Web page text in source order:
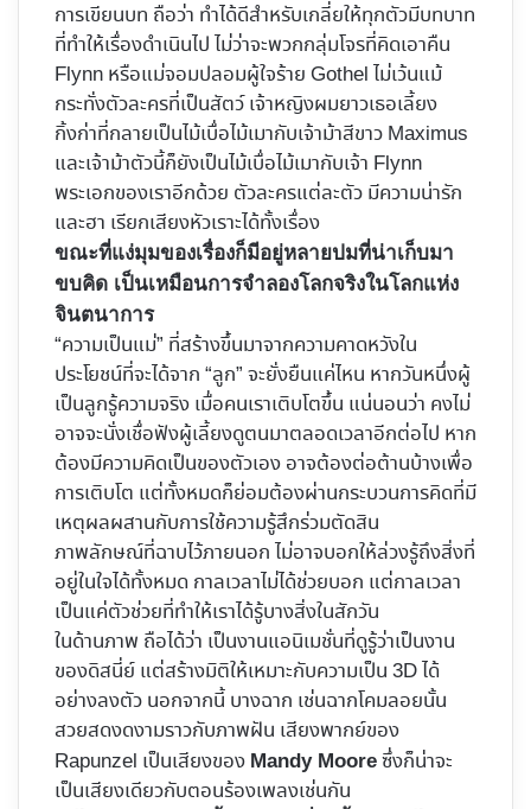
การเขียนบท ถือว่า ทำได้ดีสำหรับเกลี่ยให้ทุกตัวมีบทบาท
ที่ทำให้เรื่องดำเนินไป ไม่ว่าจะพวกกลุ่มโจรที่คิดเอาคืน
Flynn หรือแม่จอมปลอมผู้ใจร้าย Gothel ไม่เว้นแม้
กระทั่งตัวละครที่เป็นสัตว์ เจ้าหญิงผมยาวเธอเลี้ยง
กิ้งก่าที่กลายเป็นไม้เบื่อไม้เมากับเจ้าม้าสีขาว Maximus
และเจ้าม้าตัวนี้ก็ยังเป็นไม้เบื่อไม้เมากับเจ้า Flynn
พระเอกของเราอีกด้วย ตัวละครแต่ละตัว มีความน่ารัก
และฮา เรียกเสียงหัวเราะได้ทั้งเรื่อง
ขณะที่แง่มุมของเรื่องก็มีอยู่หลายปมที่น่าเก็บมา
ขบคิด เป็นเหมือนการจำลองโลกจริงในโลกแห่ง
จินตนาการ
“ความเป็นแม่” ที่สร้างขึ้นมาจากความคาดหวังใน
ประโยชน์ที่จะได้จาก “ลูก” จะยั่งยืนแค่ไหน หากวันหนึ่งผู้
เป็นลูกรู้ความจริง เมื่อคนเราเติบโตขึ้น แน่นอนว่า คงไม่
อาจจะนั่งเชื่อฟังผู้เลี้ยงดูตนมาตลอดเวลาอีกต่อไป หาก
ต้องมีความคิดเป็นของตัวเอง อาจต้องต่อต้านบ้างเพื่อ
การเติบโต แต่ทั้งหมดก็ย่อมต้องผ่านกระบวนการคิดที่มี
เหตุผลผสานกับการใช้ความรู้สึกร่วมตัดสิน
ภาพลักษณ์ที่ฉาบไว้ภายนอก ไม่อาจบอกให้ล่วงรู้ถึงสิ่งที่
อยู่ในใจได้ทั้งหมด กาลเวลาไม่ได้ช่วยบอก แต่กาลเวลา
เป็นแค่ตัวช่วยที่ทำให้เราได้รู้บางสิ่งในสักวัน
ในด้านภาพ ถือได้ว่า เป็นงานแอนิเมชั่นที่ดูรู้ว่าเป็นงาน
ของดิสนี่ย์ แต่สร้างมิติให้เหมาะกับความเป็น 3D ได้
อย่างลงตัว นอกจากนี้ บางฉาก เช่นฉากโคมลอยนั้น
สวยสดงดงามราวกับภาพฝัน เสียงพากย์ของ
Rapunzel เป็นเสียงของ Mandy Moore ซึ่งก็น่าจะ
เป็นเสียงเดียวกับตอนร้องเพลงเช่นกัน